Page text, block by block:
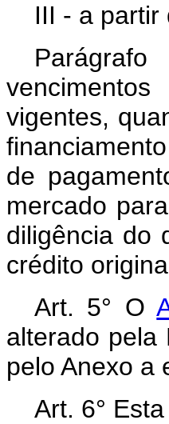
III - a partir
vigentes,
de
mercado
diligência do
crédito
Art. 5° O
alterado pela
pelo Anexo a
Art. 6°